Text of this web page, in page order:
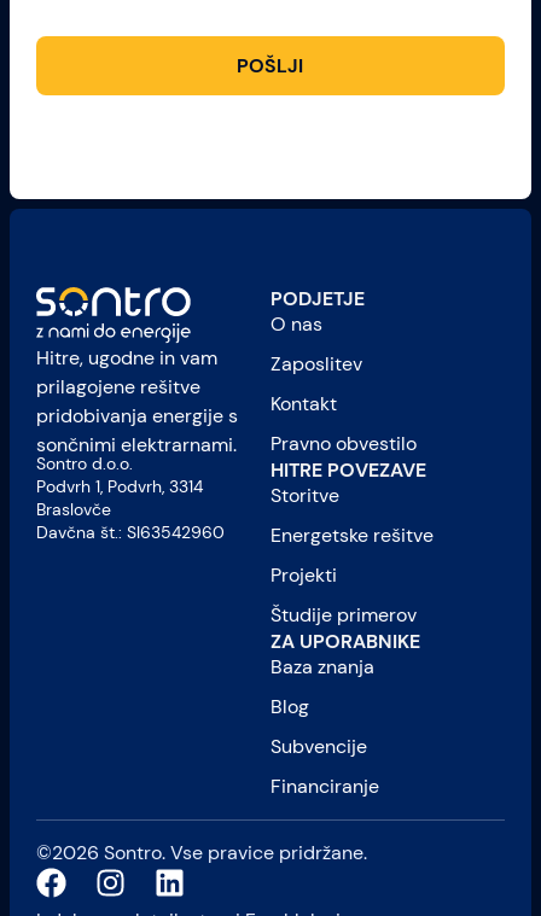
POŠLJI
Hitre, ugodne in vam
prilagojene rešitve
pridobivanja energije s
sončnimi elektrarnami.
Sontro d.o.o.
Podvrh 1, Podvrh, 3314
Braslovče
Davčna št.: SI63542960
PODJETJE
O nas
Zaposlitev
Kontakt
Pravno obvestilo
HITRE POVEZAVE
Storitve
Energetske rešitve
Projekti
Študije primerov
ZA UPORABNIKE
Baza znanja
Blog
Subvencije
Financiranje
©2026 Sontro. Vse pravice pridržane.